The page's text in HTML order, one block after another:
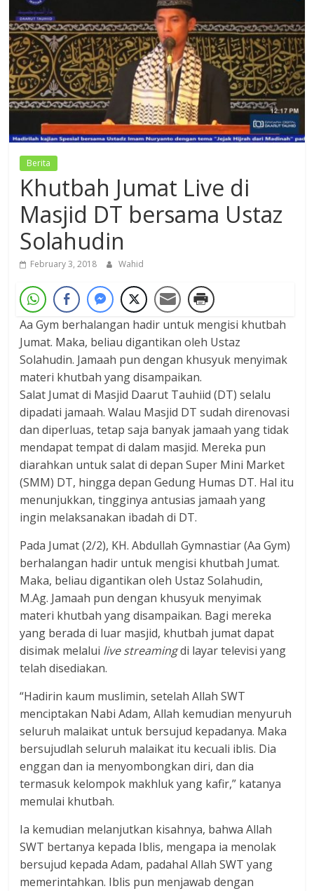
Dzikir,
Fikir,
Ikhtiar
Berita
Khutbah Jumat Live di
Masjid DT bersama Ustaz
Solahudin
February 3, 2018 Wahid
Aa Gym berhalangan hadir untuk mengisi khutbah
Jumat. Maka, beliau digantikan oleh Ustaz
Solahudin. Jamaah pun dengan khusyuk menyimak
materi khutbah yang disampaikan.
Salat Jumat di Masjid Daarut Tauhiid (DT) selalu
dipadati jamaah. Walau Masjid DT sudah direnovasi
dan diperluas, tetap saja banyak jamaah yang tidak
mendapat tempat di dalam masjid. Mereka pun
diarahkan untuk salat di depan Super Mini Market
(SMM) DT, hingga depan Gedung Humas DT. Hal itu
menunjukkan, tingginya antusias jamaah yang
ingin melaksanakan ibadah di DT.
Pada Jumat (2/2), KH. Abdullah Gymnastiar (Aa Gym)
berhalangan hadir untuk mengisi khutbah Jumat.
Maka, beliau digantikan oleh Ustaz Solahudin,
M.Ag. Jamaah pun dengan khusyuk menyimak
materi khutbah yang disampaikan. Bagi mereka
yang berada di luar masjid, khutbah jumat dapat
disimak melalui live streamingdi layar televisi yang
telah disediakan.
“Hadirin kaum muslimin, setelah Allah SWT
menciptakan Nabi Adam, Allah kemudian menyuruh
seluruh malaikat untuk bersujud kepadanya. Maka
bersujudlah seluruh malaikat itu kecuali iblis. Dia
enggan dan ia menyombongkan diri, dan dia
termasuk kelompok makhluk yang kafir,” katanya
memulai khutbah.
Ia kemudian melanjutkan kisahnya, bahwa Allah
SWT bertanya kepada Iblis, mengapa ia menolak
bersujud kepada Adam, padahal Allah SWT yang
memerintahkan. Iblis pun menjawab dengan